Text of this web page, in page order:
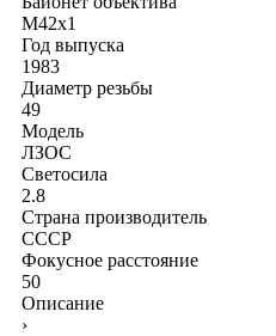
M42x1
Год выпуска
1983
Диаметр резьбы
49
Модель
ЛЗОС
Светосила
2.8
Страна производитель
СССР
Фокусное расстояние
50
Описание
›